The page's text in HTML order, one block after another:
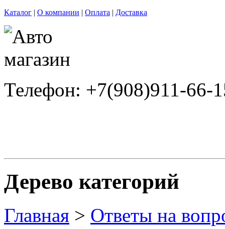
Каталог | О компании | Оплата | Доставка
Телефон: +7(908)911-66-
Дерево категорий
Главная > Ответы на